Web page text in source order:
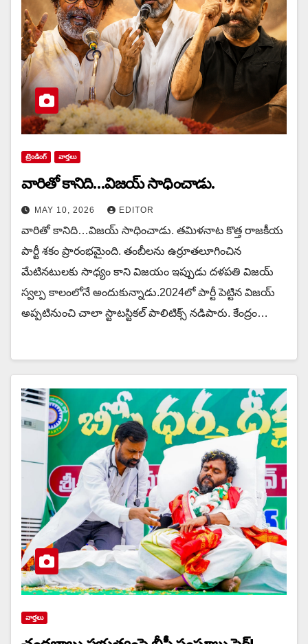
ట్రెండింగ్ వార్త‌లు
వారితో కానిది…విజయ్ సాధించాడు.
MAY 10, 2026 EDITOR
వారితో కానిది…విజయ్ సాధించాడు. త‌మిళ‌నాట కొత్త రాజ‌కీయ
పార్టీ శ‌కం ప్రారంభ‌మైంది. తంబీల‌ను ఉర్రూత‌లూగించిన
మేటిన‌టులకు సాధ్యం కాని విజ‌యం ఇప్పుడు ద‌ళ‌ప‌తి విజ‌య్
స్వ‌ల్ప కాలంలోనే అందుకున్నాడు.2024లో పార్టీ పెట్టిన విజయ్
అప్ప‌టినుంచి చాలా స్టాట‌స్టిక‌ల్ పాలిటిక్స్ న‌డిపారు. కేంద్రం…
వార్త‌లు